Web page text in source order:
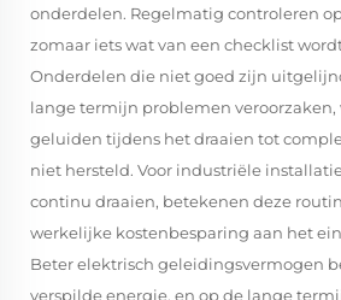
onderdelen. Regelmatig controleren
zomaar iets wat van een checklist
Onderdelen die niet goed zijn
lange termijn problemen veroorzaken,
geluiden tijdens het draaien tot
niet hersteld. Voor industriële
continu draaien, betekenen deze
werkelijke kostenbesparing aan het
Beter elektrisch geleidingsvermogen
verspilde energie, en op de lange